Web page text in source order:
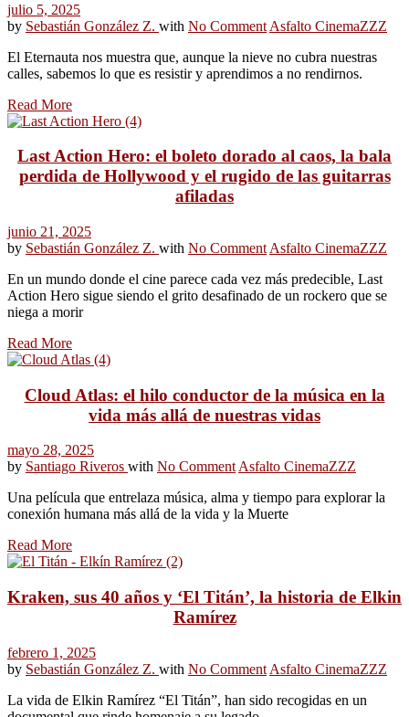
julio 5, 2025
by Sebastián González Z. with No Comment Asfalto CinemaZZZ
El Eternauta nos muestra que, aunque la nieve no cubra nuestras
calles, sabemos lo que es resistir y aprendimos a no rendirnos.
Read More
Last Action Hero: el boleto dorado al caos, la bala
perdida de Hollywood y el rugido de las guitarras
afiladas
junio 21, 2025
by Sebastián González Z. with No Comment Asfalto CinemaZZZ
En un mundo donde el cine parece cada vez más predecible, Last
Action Hero sigue siendo el grito desafinado de un rockero que se
niega a morir
Read More
Cloud Atlas: el hilo conductor de la música en la
vida más allá de nuestras vidas
mayo 28, 2025
by Santiago Riveros with No CommentAsfalto CinemaZZZ
Una película que entrelaza música, alma y tiempo para explorar la
conexión humana más allá de la vida y la Muerte
Read More
Kraken, sus 40 años y ‘El Titán’, la historia de Elkin
Ramírez
febrero 1, 2025
by Sebastián González Z. with No Comment Asfalto CinemaZZZ
La vida de Elkin Ramírez “El Titán”, han sido recogidas en un